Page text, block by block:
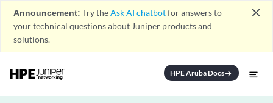
Announcement: Try theAsk AI chatbotfor answers to
your technical questions about Juniper products and
solutions.
close
HPE Aruba Docsarrow_forward